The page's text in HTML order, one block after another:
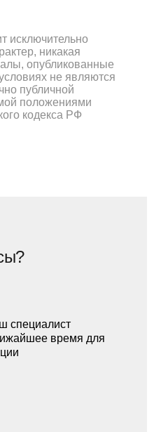
исключительно
никакая
опубликованные
не являются
публичной
положениями
кодекса РФ
специалист
время для